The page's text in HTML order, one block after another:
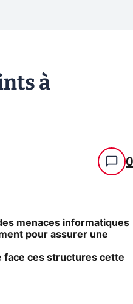
à
0
menaces informatiques
pour assurer une
face ces structures cette